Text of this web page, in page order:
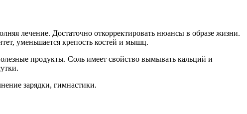
лечение. Достаточно откорректировать нюансы в образе жизни.
уменьшается крепость костей и мышц.
продукты. Соль имеет свойство вымывать кальций и
зарядки, гимнастики.